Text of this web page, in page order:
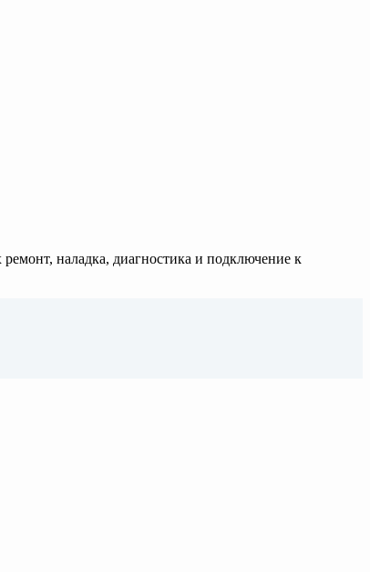
наладка, диагностика и подключение к